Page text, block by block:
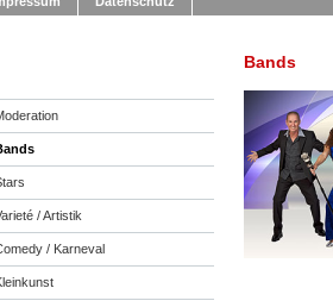
/ Artistik
/ Karneval
Bands